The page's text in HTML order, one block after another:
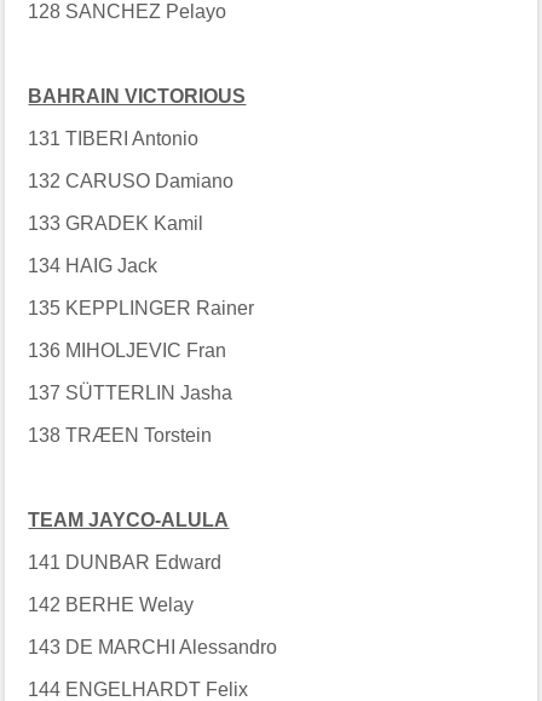
128 SANCHEZ Pelayo
BAHRAIN VICTORIOUS
131 TIBERI Antonio
132 CARUSO Damiano
133 GRADEK Kamil
134 HAIG Jack
135 KEPPLINGER Rainer
136 MIHOLJEVIC Fran
137 SÜTTERLIN Jasha
138 TRÆEN Torstein
TEAM JAYCO-ALULA
141 DUNBAR Edward
142 BERHE Welay
143 DE MARCHI Alessandro
144 ENGELHARDT Felix